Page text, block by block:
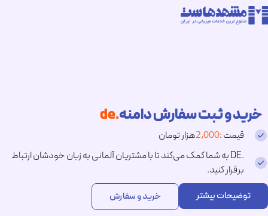
خرید و ثبت سفارش دامنه.de
قیمت :2,000هزار تومان
.DE به شما کمک می‌کند تا با مشتریان آلمانی به زبان خودشان ارتباط
برقرار کنید.
توضیحات بیشتر خرید و سفارش